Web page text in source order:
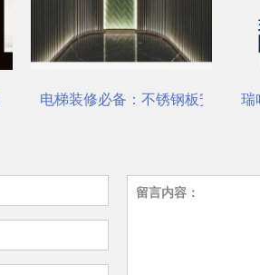
装与养护要点
瑞哈希电梯资讯平台介绍
留言内容：